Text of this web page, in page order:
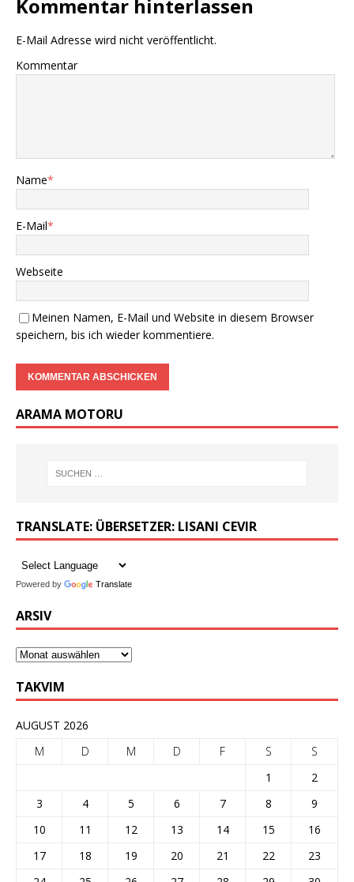
Kommentar hinterlassen
E-Mail Adresse wird nicht veröffentlicht.
Kommentar
Name*
E-Mail*
Webseite
Meinen Namen, E-Mail und Website in diesem Browser
speichern, bis ich wieder kommentiere.
ARAMA MOTORU
TRANSLATE: ÜBERSETZER: LISANI CEVIR
Powered by Translate
ARSIV
TAKVIM
AUGUST 2026
M
D M D F S
S
1
2
3
4 5 6 7 8
9
10
11 12 13 14 15
16
17
18 19 20 21 22
23